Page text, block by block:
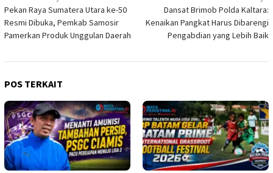
pos
Pekan Raya Sumatera Utara ke-50
Resmi Dibuka, Pemkab Samosir
Pamerkan Produk Unggulan Daerah
Dansat Brimob Polda Kaltara:
Kenaikan Pangkat Harus Dibarengi
Pengabdian yang Lebih Baik
POS TERKAIT